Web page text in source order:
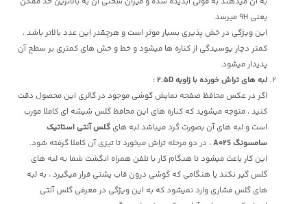
یعنی 9H میرسد.
این ویژگی در خش پذیری بسیار موثر است و هرچقدر این عدد بالاتر باشد ،
کمتر دچار پوسیدگی از کناره ها میشود و خط و خش های کمتری بر سطح آن
پدیدار میشود.
لبه های تراش خورده با زاویه 2.5D :
اگر در عکس محافظ صفحه نمایش گوشی موجود در گالری این محصول دقت
کنید ، متوجه میشوید که کناره های این محافظ گلس شیشه ای کاملا مورب
است و لبه های آن بصورت گرد میباشد.لبه هایگلس آنتی استاتیک
سامسونگ A02S
، در دو مرحله تراش میخورد تا تیزی آن کاملا گرفته شود.
این کار باعث میشود تا هنگام کار با تلفن همراه انگشت شما به لبه های
گلس گیر نکند یا هنگامی که گوشی درون قاب پشتی قرار میگیرد ، به لبه
های گلس فشاری وارد نمیشود که به این ویژگی در معرفی گلس آنتی